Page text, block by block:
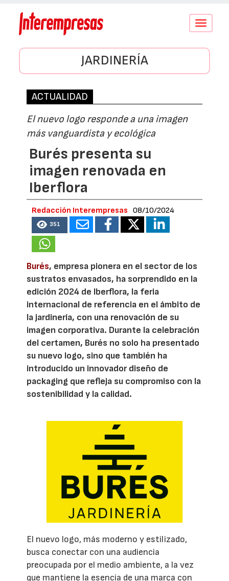
Conmutar
JARDINERÍA
ACTUALIDAD
El nuevo logo responde a una imagen
más vanguardista y ecológica
Burés presenta su
imagen renovada en
Iberflora
Redacción Interempresas 08/10/2024
351
Burés, empresa pionera en el sector de los
sustratos envasados, ha sorprendido en la
edición 2024 de Iberflora, la feria
internacional de referencia en el ámbito de
la jardinería, con una renovación de su
imagen corporativa. Durante la celebración
del certamen, Burés no solo ha presentado
su nuevo logo, sino que también ha
introducido un innovador diseño de
packaging que refleja su compromiso con la
sostenibilidad y la calidad.
El nuevo logo, más moderno y estilizado,
busca conectar con una audiencia
preocupada por el medio ambiente, a la vez
que mantiene la esencia de una marca con